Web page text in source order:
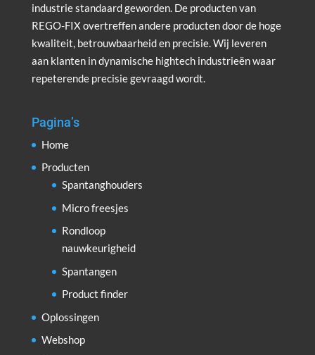
industrie standaard geworden. De producten van
REGO-FIX overtreffen andere producten door de hoge
kwaliteit, betrouwbaarheid en precisie. Wij leveren
aan klanten in dynamische hightech industrieën waar
repeterende precisie gevraagd wordt.
Pagina’s
Home
Producten
Spantanghouders
Micro freesjes
Rondloop
nauwkeurigheid
Spantangen
Product finder
Oplossingen
Webshop